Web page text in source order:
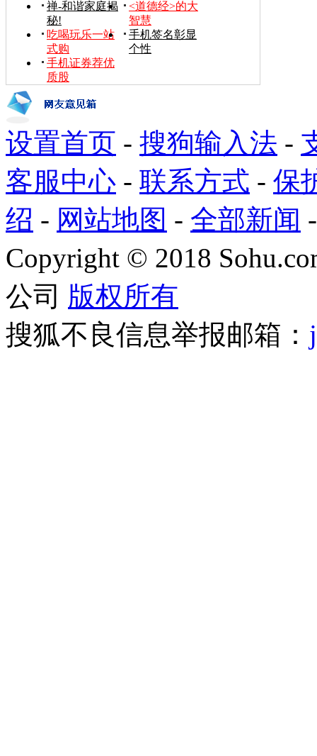
禅-和谐家庭揭
秘!
<道德经>的大
智慧
吃喝玩乐一站
式购
手机签名彰显
个性
手机证券荐优
质股
设置首页 - 搜狗输入法 -
客服中心 - 联系方式 - 保
绍 - 网站地图 - 全部新闻
Copyright © 2018
公司 版权所有
搜狐不良信息举报邮箱：